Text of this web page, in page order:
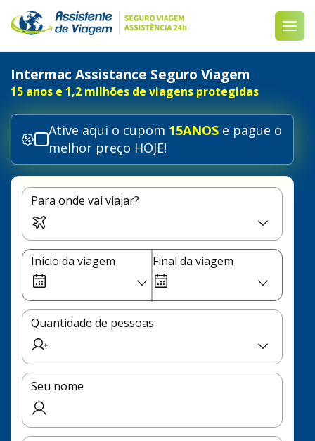
Intermac Assistance Seguro Viagem
15 anos e 1,2 milhões de viagens protegidas
Ative aqui o cupom 15ANOS e pague o
melhor preço HOJE!
Para onde vai viajar?
Início da viagem Final da viagem
Quantidade de pessoas
Seu nome